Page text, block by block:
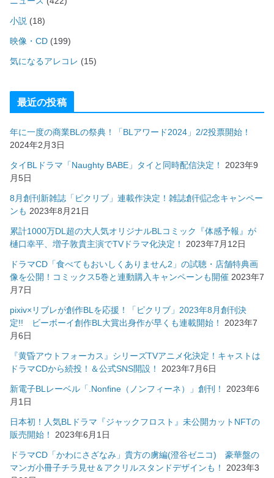
小説 (18)
映像・CD (199)
気になるアレコレ (15)
最近の投稿
年に一度の商業BLの祭典！「BLアワード2024」2/2投票開始！
2024年2月3日
タイBLドラマ「Naughty BABE」タイと同時配信決定！
2023年9
月5日
8月創刊新雑誌「ピクリブ」連載作決定！雑誌創刊記念キャンペー
ンも 2023年8月21日
累計1000万DL超の大人気オリジナルBLコミック『体感予報』が
樋口幸平、増子敦貴主演でTVドラマ化決定！
2023年7月12日
ドラマCD「食べてもおいしくありません2」の試聴・店舗特典画
像を公開！コミックス5巻と連動購入キャンペーンも開催 2023年7
月7日
pixiv×リブレが創作BLを応援！「ピクリブ」2023年8月創刊決
定!! ビーボーイ創作BL大賞出身作が早くも連載開始！
2023年7
月6日
『黄昏アウトフォーカス』シリーズTVアニメ化決定！キャストは
ドラマCDから続投！＆公式SNS開設！
2023年7月6日
新電子BLレーベル「.Nonfine（ノンフィーネ）」創刊！
2023年6
月1日
日本初！人気BLドラマ『ジャックフロスト』未公開カットNFTの
販売開始！
2023年6月1日
ドラマCD「かわにさざなみ」貴方の虜編(澄谷ゼニコ) 豪華盤の
マンガ小冊子チラ見せ＆アクリルスタンドデザインも！
2023年3